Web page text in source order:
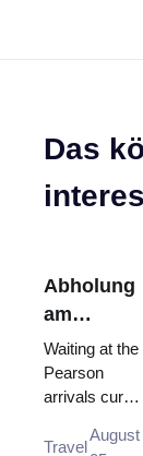
Das
Abholung
am
Flughafen
Toronto
Pearson:
Waiting at the
Pearson
arrivals curb
allowed, and
Travel
August